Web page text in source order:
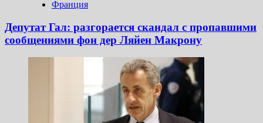
Франция
Депутат Гал: разгорается скандал с пропавшими
сообщениями фон дер Ляйен Макрону